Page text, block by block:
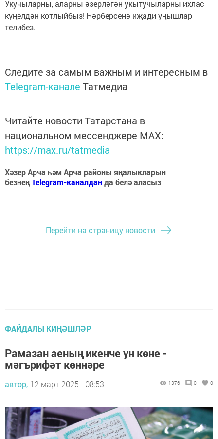
Укучыларны, аларны әзерләгән укытучыларны ихлас
күңелдән котлыйбыз! Һәрберсенә иҗади уңышлар
телибез.
Следите за самым важным и интересным в
Telegram-канале Татмедиа
Читайте новости Татарстана в
национальном мессенджере MАХ:
https://max.ru/tatmedia
Хәзер Арча һәм Арча районы яңалыкларын
безнеңTelegram-каналданда белә аласыз
Перейти на страницу новости
ФАЙДАЛЫ КИҢӘШЛӘР
Рамазан аеның икенче ун көне -
мәгърифәт көннәре
автор, 12 март 2025 - 08:53 1376 0 0